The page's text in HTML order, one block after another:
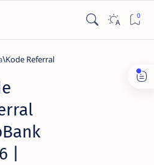
Kode Referral
|